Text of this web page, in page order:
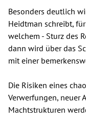
Besonders deutlich
Heidtman schreibt,
welchem - Sturz des
dann wird über das
mit einer
Die Risiken eines
Verwerfungen, neuer
Machtstrukturen